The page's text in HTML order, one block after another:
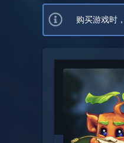
购买游戏时